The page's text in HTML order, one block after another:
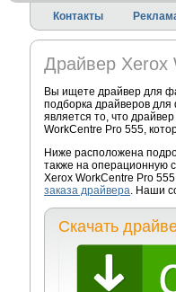
Контакты
Драйвер Xerox
Вы ищете драйвер для
подборка драйверов
является то, что
WorkCentre Pro 555,
Ниже расположена
также на операционную
Xerox WorkCentre Pro
заказа драйвера. Наши
Скачать